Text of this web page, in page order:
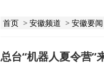
首页 >安徽频道 >安徽要闻
总台“机器人夏令营”